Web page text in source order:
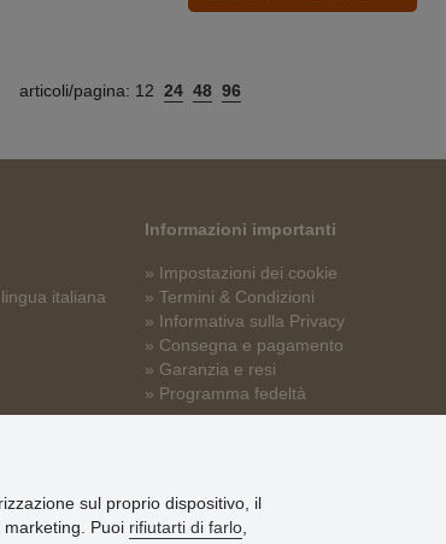
articoli/pagina: 12 24 48 96
italiana
Informazioni importanti
» Impostazioni dei cookie
» Termini & Condizioni
» Informativa sulla Privacy
» Consegna e pagamento
» Garanzia e resi
» Programma fedeltà
sul proprio dispositivo, il
Puoi rifiutarti di farlo